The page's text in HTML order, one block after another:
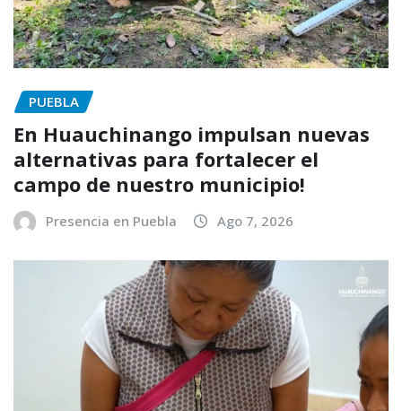
PUEBLA
En Huauchinango impulsan nuevas
alternativas para fortalecer el
campo de nuestro municipio!
Presencia en Puebla Ago 7, 2026